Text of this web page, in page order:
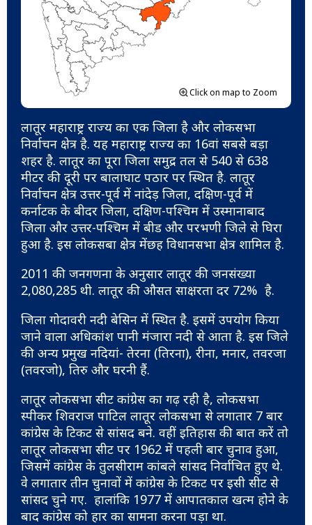
Click on map to Zoom
लातूर महाराष्ट्र राज्य का एक जिला है और लोकसभा
निर्वाचन क्षेत्र है. यह महाराष्ट्र राज्य का 16वां सबसे बड़ा
शहर है. लातूर का पूरा जिला समुद्र तल से 540 से 638
मीटर की दूरी पर बालाघाट पठार पर स्थित है. लातूर
निर्वाचन क्षेत्र उत्तर-पूर्व में नांदेड़ जिला, दक्षिण-पूर्व में
कर्नाटक के बीदर जिला, दक्षिण-पश्चिम में उस्मानाबाद
जिला और उत्तर-पश्चिम में बीड और परभणी जिले से घिरा
हुआ है. इस लोकसबा क्षेत्र मेंछह विधानसभा क्षेत्र शामिल है.
2011 की जनगणना के अनुसार लातूर की जनसंख्या
2,080,285 थी. लातूर की औसत साक्षरता दर 72% है.
जिला गोदावरी नदी बेसिन में स्थित है. इसमें उपयोग किया
जाने वाला अधिकांश पानी मंजारा नदी से आता है. इस जिले
की अन्य प्रमुख नदियां- तेरना (तिरना), रीना, मनार, तवरजा
(तवरजो), तिरु और घरनी हैं.
लातूर लोकसभा सीट कांग्रेस का गढ़ रही है, लोकसभा
स्पीकर शिवराज पाटिल लातूर लोकसभा से लगातार 7 बार
कांग्रेस के टिकट से सांसद बने. वहीं इतिहास की बात करें तो
लातूर लोकसभा सीट पर 1962 में पहली बार चुनाव हुआ,
जिसमें कांग्रेस के तुलसीराम कांबले सांसद निर्वाचित हुए थे.
वे लगातार तीन चुनावों में कांग्रेस के टिकट पर इसी सीट से
सांसद चुने गए. हालांकि 1977 में आपातकाल खत्म होने के
बाद कांग्रेस को हार का सामना करना पड़ा था.